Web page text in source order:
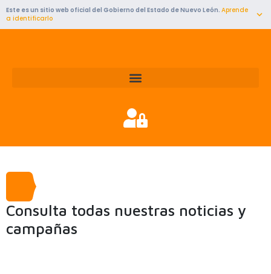
al
Este es un sitio web oficial del Gobierno del Estado de Nuevo León. Aprende
a identificarlo
Consulta todas nuestras noticias y
campañas